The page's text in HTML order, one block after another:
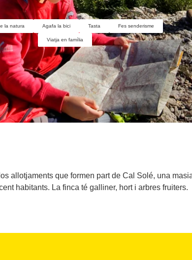
la natura Agafa la bici Tasta Fes senderisme
Viatja en família
allotjaments que formen part de Cal Solé, una
habitants. La finca té galliner, hort i arbres fruiters.